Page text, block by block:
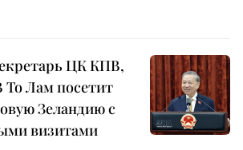
ЦК КПВ,
Лам посетит
Зеландию с
визитами